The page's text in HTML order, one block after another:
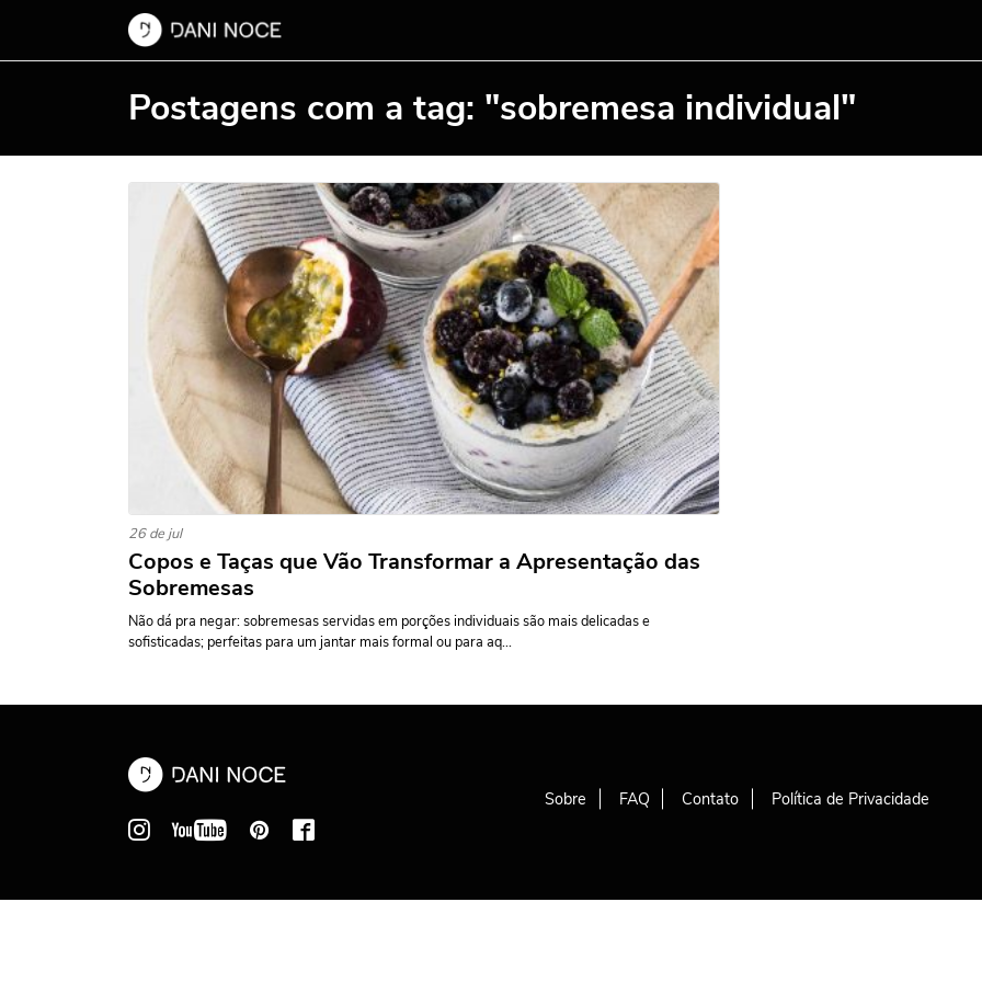
Postagens com a tag: "sobremesa individual"
26 de jul
Copos e Taças que Vão Transformar a Apresentação das
Sobremesas
Não dá pra negar: sobremesas servidas em porções individuais são mais delicadas e
sofisticadas; perfeitas para um jantar mais formal ou para aq...
Sobre FAQ Contato Política de Privacidade